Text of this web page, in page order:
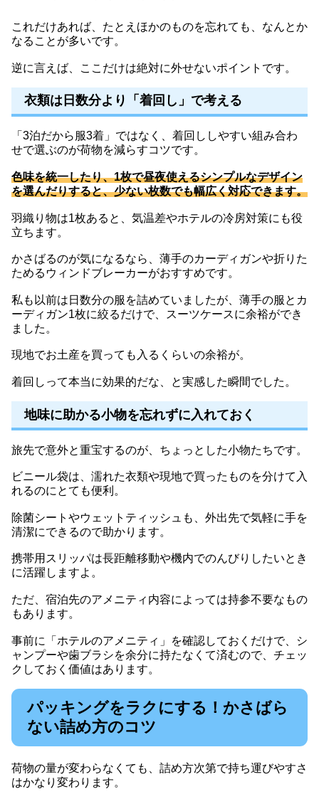
これだけあれば、たとえほかのものを忘れても、なんとか
なることが多いです。
逆に言えば、ここだけは絶対に外せないポイントです。
衣類は日数分より「着回し」で考える
「3泊だから服3着」ではなく、着回ししやすい組み合わ
せで選ぶのが荷物を減らすコツです。
色味を統一したり、1枚で昼夜使えるシンプルなデザイン
を選んだりすると、少ない枚数でも幅広く対応できます。
羽織り物は1枚あると、気温差やホテルの冷房対策にも役
立ちます。
かさばるのが気になるなら、薄手のカーディガンや折りた
ためるウィンドブレーカーがおすすめです。
私も以前は日数分の服を詰めていましたが、薄手の服とカ
ーディガン1枚に絞るだけで、スーツケースに余裕ができ
ました。
現地でお土産を買っても入るくらいの余裕が。
着回しって本当に効果的だな、と実感した瞬間でした。
地味に助かる小物を忘れずに入れておく
旅先で意外と重宝するのが、ちょっとした小物たちです。
ビニール袋は、濡れた衣類や現地で買ったものを分けて入
れるのにとても便利。
除菌シートやウェットティッシュも、外出先で気軽に手を
清潔にできるので助かります。
携帯用スリッパは長距離移動や機内でのんびりしたいとき
に活躍しますよ。
ただ、宿泊先のアメニティ内容によっては持参不要なもの
もあります。
事前に「ホテルのアメニティ」を確認しておくだけで、シ
ャンプーや歯ブラシを余分に持たなくて済むので、チェッ
クしておく価値はあります。
パッキングをラクにする！かさばら
ない詰め方のコツ
荷物の量が変わらなくても、詰め方次第で持ち運びやすさ
はかなり変わります。